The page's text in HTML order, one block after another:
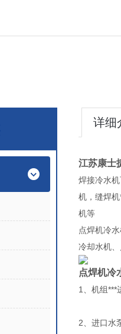
详细
江苏康士
焊接冷水
机，缝焊
机
点焊机冷
冷却水机
点焊机冷
1、机组***
2、进口水